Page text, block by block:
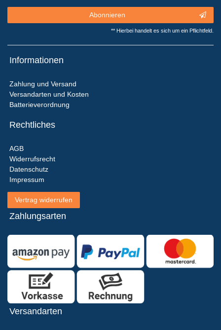
Abonnieren
** Hierbei handelt es sich um ein Pflichtfeld.
Informationen
Zahlung und Versand
Versandarten und Kosten
Batterieverordnung
Rechtliches
AGB
Widerrufsrecht
Datenschutz
Impressum
Vertrag widerrufen
Zahlungsarten
Versandarten